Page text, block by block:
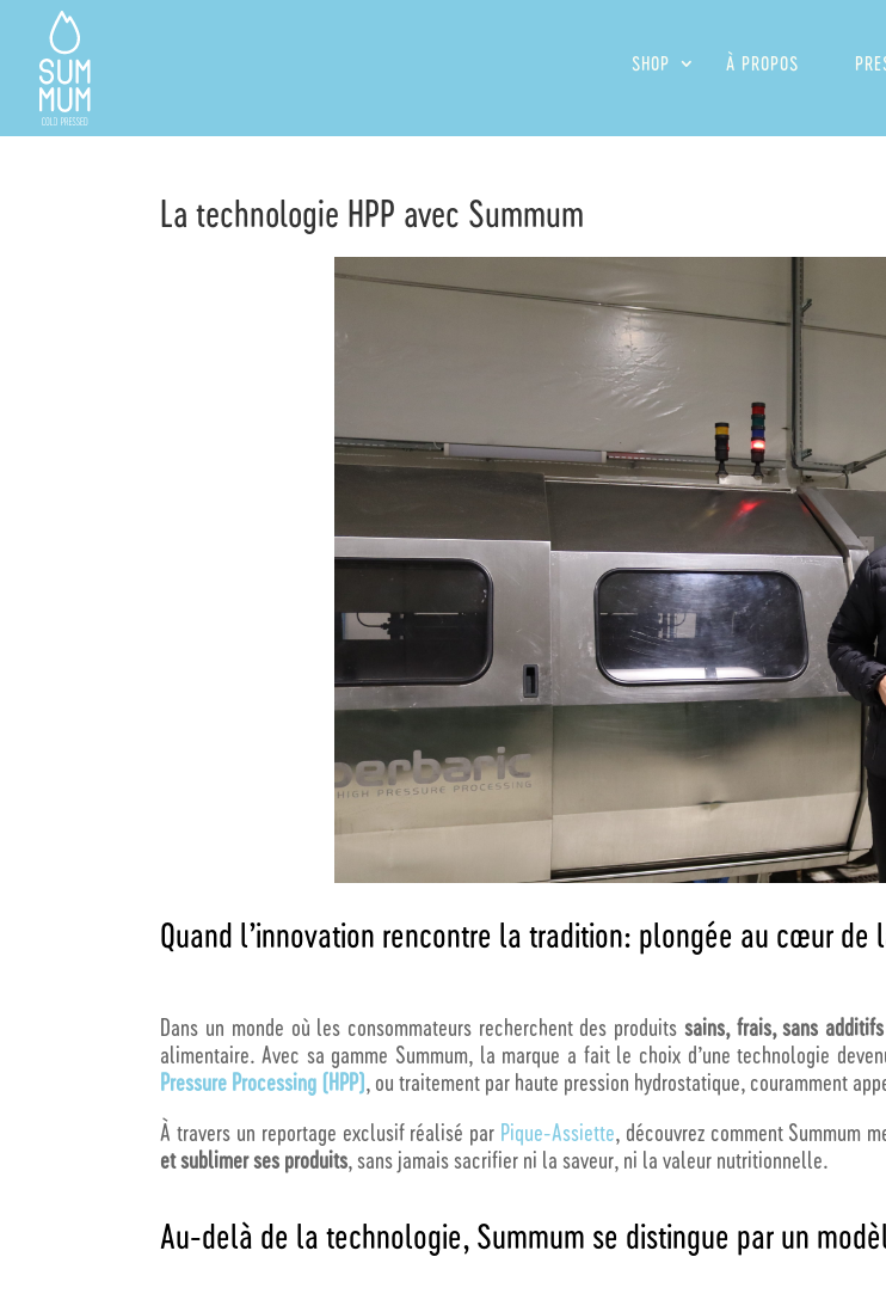
SHOP À PROPOS
La technologie HPP avec Summum
Quand l’innovation rencontre la tradition: plongée au cœur de
Dans un monde où les consommateurs recherchent des produits sains, frais, sans
alimentaire. Avec sa gamme Summum, la marque a fait le choix d’une technologie
Pressure Processing (HPP), ou traitement par haute pression hydrostatique, couramment
À travers un reportage exclusif réalisé par Pique-Assiette, découvrez comment Summum
et sublimer ses produits, sans jamais sacrifier ni la saveur, ni la valeur nutritionnelle.
Au-delà de la technologie, Summum se distingue par un